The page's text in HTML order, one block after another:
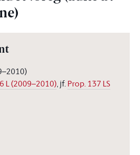
L (2009–2010), jf.Prop. 137 LS